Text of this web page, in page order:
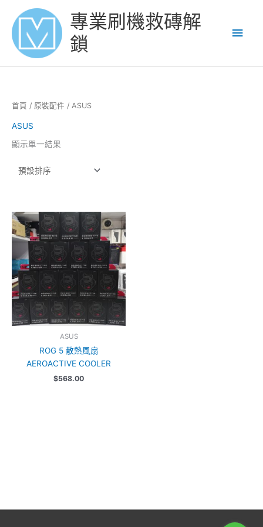
content
專業刷機救磚解
鎖
首頁 / 原裝配件 / ASUS
ASUS
顯示單一結果
ASUS
ROG 5 散熱風扇
AEROACTIVE COOLER
$568.00